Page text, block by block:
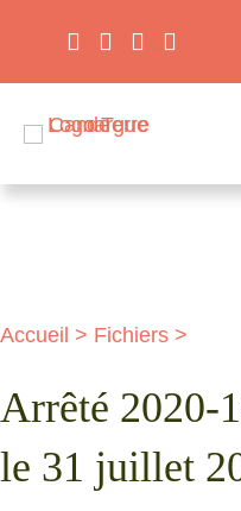
Accueil > Fichiers >
Arrêté 2020-
le 31 juillet